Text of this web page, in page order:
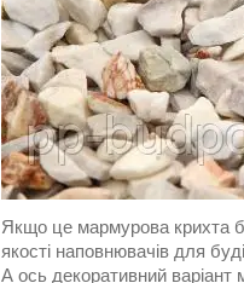
Якщо це мармурова крихта
якості наповнювачів для
А ось декоративний